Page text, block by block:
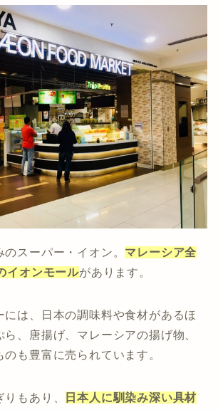
スーパー・イオン。 マレーシア全
イオンモールがあります。
には、日本の調味料や食材があるほ
、唐揚げ、マレーシアの揚げ物、
も豊富に売られています。
もあり、
日本人に馴染み深い具材